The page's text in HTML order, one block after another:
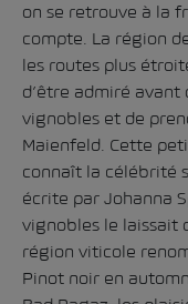
on se retrouve à la
compte. La région
les routes plus
d’être admiré
vignobles et de
Maienfeld. Cette
connaît la célébrité
écrite par Johanna
vignobles le laissait
région viticole
Pinot noir en